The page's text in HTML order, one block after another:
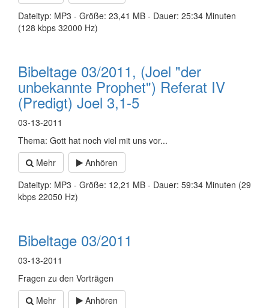
Dateityp: MP3 - Größe: 23,41 MB - Dauer: 25:34 Minuten
(128 kbps 32000 Hz)
Bibeltage 03/2011, (Joel "der
unbekannte Prophet") Referat IV
(Predigt) Joel 3,1-5
03-13-2011
Thema: Gott hat noch viel mit uns vor...
Mehr
Anhören
Dateityp: MP3 - Größe: 12,21 MB - Dauer: 59:34 Minuten (29
kbps 22050 Hz)
Bibeltage 03/2011
03-13-2011
Fragen zu den Vorträgen
Mehr
Anhören